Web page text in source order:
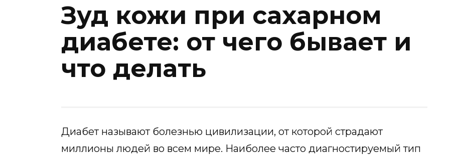
Зуд кожи при сахарном
диабете: от чего бывает и
что делать
Диабет называют болезнью цивилизации, от которой страдают
миллионы людей во всем мире. Наиболее часто диагностируемый тип